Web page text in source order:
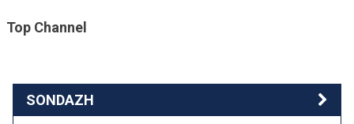
Top Channel
SONDAZH